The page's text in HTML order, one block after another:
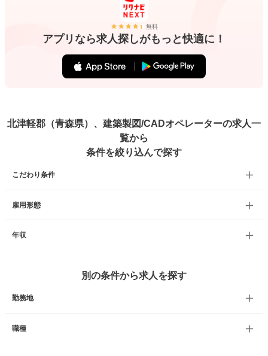
無料
アプリなら求人探しがもっと快適に！
北津軽郡（青森県）、建築製図/CADオペレーターの求人一
覧から
条件を絞り込んで探す
こだわり条件
雇用形態
年収
別の条件から求人を探す
勤務地
職種